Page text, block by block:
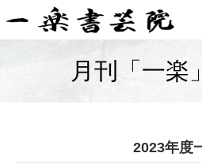
月刊「一楽
2023年度